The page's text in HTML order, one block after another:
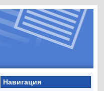
Навигация